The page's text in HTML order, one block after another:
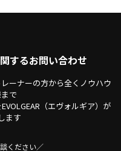
するお問い合わせ
ーナーの方から全くノウハウ
で
（エヴォルギア）が
ます
ください／